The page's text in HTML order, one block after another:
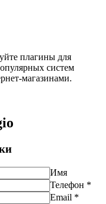
плагины для
систем
магазинами.
Имя
Телефон *
Email *